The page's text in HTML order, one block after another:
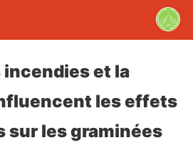
incendies et la
les effets
sur les graminées